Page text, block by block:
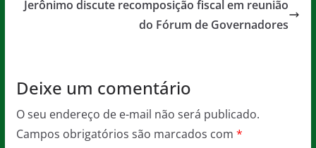
o p
Jerônimo discute recomposição fiscal em reunião
do Fórum de Governadores
Deixe um comentário
O seu endereço de e-mail não será publicado.
Campos obrigatórios são marcados com *